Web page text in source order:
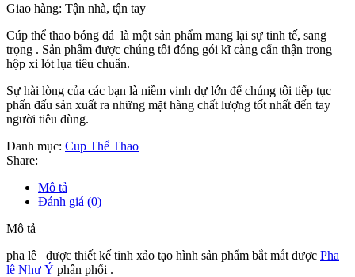
Giao hàng: Tận nhà, tận tay
Cúp thể thao bóng đá là một sản phẩm mang lại sự tinh tế, sang
trọng . Sản phẩm được chúng tôi đóng gói kĩ càng cẩn thận trong
hộp xi lót lụa tiêu chuẩn.
Sự hài lòng của các bạn là niềm vinh dự lớn để chúng tôi tiếp tục
phấn đấu sản xuất ra những mặt hàng chất lượng tốt nhất đến tay
người tiêu dùng.
Danh mục: Cup Thể Thao
Share:
Mô tả
Đánh giá (0)
Mô tả
pha lê được thiết kế tinh xảo tạo hình sản phẩm bắt mắt được Pha
lê Như Ý phân phối .